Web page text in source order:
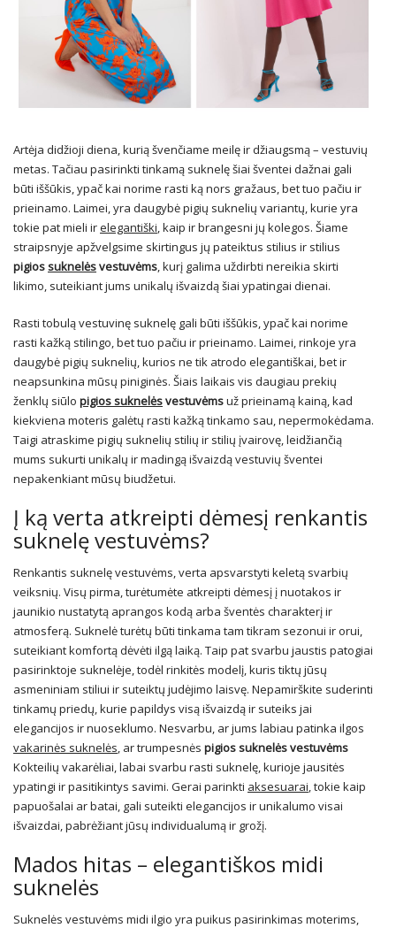
Artėja didžioji diena, kurią švenčiame meilę ir džiaugsmą – vestuvių
metas. Tačiau pasirinkti tinkamą suknelę šiai šventei dažnai gali
būti iššūkis, ypač kai norime rasti ką nors gražaus, bet tuo pačiu ir
prieinamo. Laimei, yra daugybė pigių suknelių variantų, kurie yra
tokie pat mieli irelegantiški, kaip ir brangesni jų kolegos. Šiame
straipsnyje apžvelgsime skirtingus jų pateiktus stilius ir stilius
pigiossuknelėsvestuvėms, kurį galima uždirbti nereikia skirti
likimo, suteikiant jums unikalų išvaizdą šiai ypatingai dienai.
Rasti tobulą vestuvinę suknelę gali būti iššūkis, ypač kai norime
rasti kažką stilingo, bet tuo pačiu ir prieinamo. Laimei, rinkoje yra
daugybė pigių suknelių, kurios ne tik atrodo elegantiškai, bet ir
neapsunkina mūsų piniginės. Šiais laikais vis daugiau prekių
ženklų siūlo pigios suknelėsvestuvėmsuž prieinamą kainą, kad
kiekviena moteris galėtų rasti kažką tinkamo sau, nepermokėdama.
Taigi atraskime pigių suknelių stilių ir stilių įvairovę, leidžiančią
mums sukurti unikalų ir madingą išvaizdą vestuvių šventei
nepakenkiant mūsų biudžetui.
Į ką verta atkreipti dėmesį renkantis
suknelę vestuvėms?
Renkantis suknelę vestuvėms, verta apsvarstyti keletą svarbių
veiksnių. Visų pirma, turėtumėte atkreipti dėmesį į nuotakos ir
jaunikio nustatytą aprangos kodą arba šventės charakterį ir
atmosferą. Suknelė turėtų būti tinkama tam tikram sezonui ir orui,
suteikiant komfortą dėvėti ilgą laiką. Taip pat svarbu jaustis patogiai
pasirinktoje suknelėje, todėl rinkitės modelį, kuris tiktų jūsų
asmeniniam stiliui ir suteiktų judėjimo laisvę. Nepamirškite suderinti
tinkamų priedų, kurie papildys visą išvaizdą ir suteiks jai
elegancijos ir nuoseklumo. Nesvarbu, ar jums labiau patinka ilgos
vakarinės suknelės, ar trumpesnės pigios suknelės vestuvėms
Kokteilių vakarėliai, labai svarbu rasti suknelę, kurioje jausitės
ypatingi ir pasitikintys savimi. Gerai parinkti aksesuarai, tokie kaip
papuošalai ar batai, gali suteikti elegancijos ir unikalumo visai
išvaizdai, pabrėžiant jūsų individualumą ir grožį.
Mados hitas – elegantiškos midi
suknelės
Suknelės vestuvėms midi ilgio yra puikus pasirinkimas moterims,